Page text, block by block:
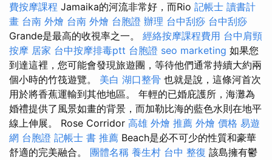
費按摩課程 Jamaika的河流非常好，而Rio 記帳士 讀書計
畫 台南 外燴 台南 外燴 台胞證 辦理 台中刮痧 台中刮痧
Grande是最高的收視率之一。 經絡按摩課程費用 台中肩頸
按摩 居家 台中按摩排毒ptt 台胞證 seo marketing 如果您
到達這裡，您可能會發現旅遊團，等待他們通常持續大約兩
個小時的竹筏遊覽。 美白 湖口整骨 也就是說，這條河首次
用於將香蕉運輸到其他地區。 年輕的已婚庇護所，海灘為
婚禮提供了風景如畫的背景，而加勒比海的藍色水則在地平
線上伸展。 Rose Corridor 高雄 外燴 推薦 外燴 價格 易遊
網 台胞證 記帳士 書 推薦 Beach是必不可少的性質和豪華
舒適的完美融合。 團體名稱 養生村 台中 整復 該島擁有鬱